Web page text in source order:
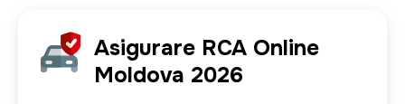
Image
Asigurare RCA Online
Moldova 2026